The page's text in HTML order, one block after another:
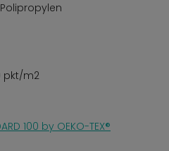
Polipropylen
pkt/m2
100 by OEKO-TEX®